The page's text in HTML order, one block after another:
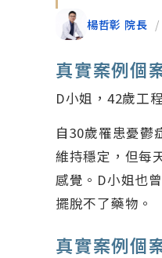
楊哲彰 院長 /
真實案例個
D小姐，42歲工
自30歲罹患憂鬱
維持穩定，但每
感覺。D小姐也
擺脫不了藥物。
真實案例個